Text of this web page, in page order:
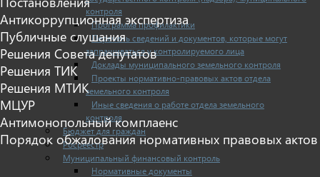
контроля
Программа профилактики
Перечень сведений и документов, которые могут
запрашиваться у контролируемого лица
Доклады муниципального земельного контроля
Проекты нормативно-правовых актов отдела
земельного контроля
Иные сведения о работе отдела земельного
контроля
Бюджет для граждан
Росреестр
Муниципальный финансовый контроль
Нормативные документы
Антикоррупционная экспертиза
Публичные слушания
Решения Совета депутатов
Решения ТИК
Решения МТИК
МЦУР
Антимонопольный комплаенс
Порядок обжалования нормативных правовых актов